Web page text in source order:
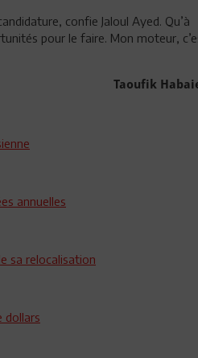
confie Jaloul Ayed. Qu’à
pour le faire. Mon moteur,
Taoufik
annuelles
sa relocalisation
dollars